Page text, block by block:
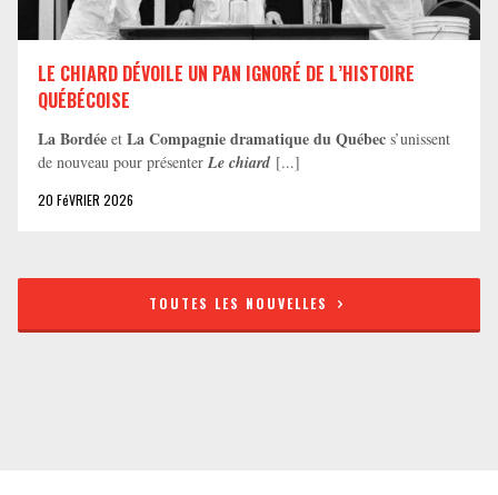
LE CHIARD DÉVOILE UN PAN IGNORÉ DE L’HISTOIRE
QUÉBÉCOISE
La Bordée et La Compagnie dramatique du Québec s’unissent
de nouveau pour présenter Le chiard [...]
20 FéVRIER 2026
TOUTES LES NOUVELLES